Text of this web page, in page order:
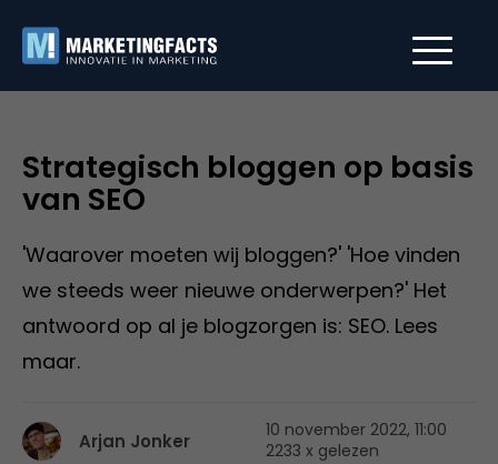
Strategisch bloggen op basis
van SEO
'Waarover moeten wij bloggen?' 'Hoe vinden
we steeds weer nieuwe onderwerpen?' Het
antwoord op al je blogzorgen is: SEO. Lees
maar.
Arjan Jonker
10 november 2022, 11:00
2233 x gelezen